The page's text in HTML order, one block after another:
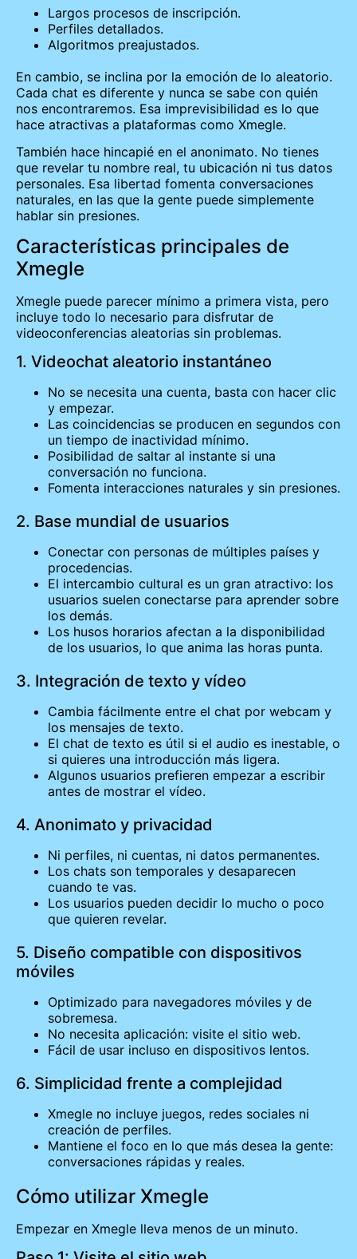
Largos procesos de inscripción.
Perfiles detallados.
Algoritmos preajustados.
En cambio, se inclina por la emoción de lo aleatorio.
Cada chat es diferente y nunca se sabe con quién
nos encontraremos. Esa imprevisibilidad es lo que
hace atractivas a plataformas como Xmegle.
También hace hincapié en el anonimato. No tienes
que revelar tu nombre real, tu ubicación ni tus datos
personales. Esa libertad fomenta conversaciones
naturales, en las que la gente puede simplemente
hablar sin presiones.
Características principales de
Xmegle
Xmegle puede parecer mínimo a primera vista, pero
incluye todo lo necesario para disfrutar de
videoconferencias aleatorias sin problemas.
1. Videochat aleatorio instantáneo
No se necesita una cuenta, basta con hacer clic
y empezar.
Las coincidencias se producen en segundos con
un tiempo de inactividad mínimo.
Posibilidad de saltar al instante si una
conversación no funciona.
Fomenta interacciones naturales y sin presiones.
2. Base mundial de usuarios
Conectar con personas de múltiples países y
procedencias.
El intercambio cultural es un gran atractivo: los
usuarios suelen conectarse para aprender sobre
los demás.
Los husos horarios afectan a la disponibilidad
de los usuarios, lo que anima las horas punta.
3. Integración de texto y vídeo
Cambia fácilmente entre el chat por webcam y
los mensajes de texto.
El chat de texto es útil si el audio es inestable, o
si quieres una introducción más ligera.
Algunos usuarios prefieren empezar a escribir
antes de mostrar el vídeo.
4. Anonimato y privacidad
Ni perfiles, ni cuentas, ni datos permanentes.
Los chats son temporales y desaparecen
cuando te vas.
Los usuarios pueden decidir lo mucho o poco
que quieren revelar.
5. Diseño compatible con dispositivos
móviles
Optimizado para navegadores móviles y de
sobremesa.
No necesita aplicación: visite el sitio web.
Fácil de usar incluso en dispositivos lentos.
6. Simplicidad frente a complejidad
Xmegle no incluye juegos, redes sociales ni
creación de perfiles.
Mantiene el foco en lo que más desea la gente:
conversaciones rápidas y reales.
Cómo utilizar Xmegle
Empezar en Xmegle lleva menos de un minuto.